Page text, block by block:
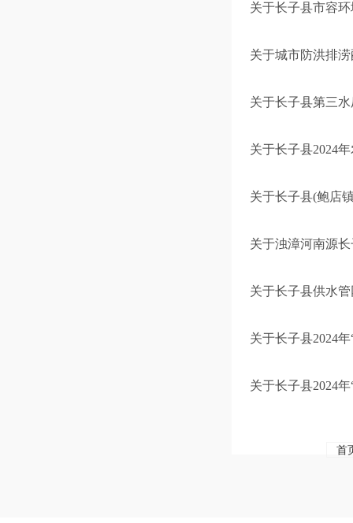
关于长子县市容
关于城市防洪排
关于长子县第三
关于长子县2024
关于长子县(鲍店
关于浊漳河南源
关于长子县供水
关于长子县2024
关于长子县2024
首